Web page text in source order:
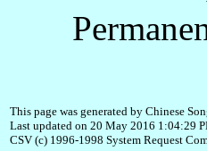
This page was generated by Chinese
Last updated on 20 May 2016 1:04:29
CSV (c) 1996-1998 System Request